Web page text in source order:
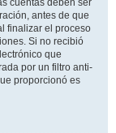
cuentas deben ser
antes de que
finalizar el proceso
Si no recibió
que
por un filtro anti-
proporcionó es